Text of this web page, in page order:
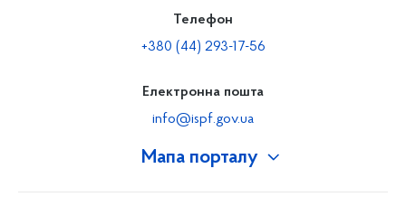
Мапа порталу
Телефон
+380 (44) 293-17-56
Електронна пошта
info@ispf.gov.ua